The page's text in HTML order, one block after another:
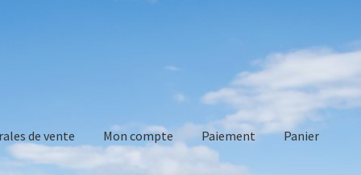
de vente Mon compte Paiement Panier